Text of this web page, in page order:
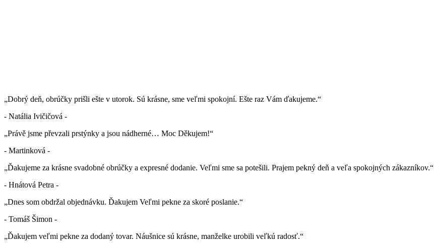
„Dobrý deň, obrúčky prišli ešte v utorok. Sú krásne, sme veľmi spokojní. Ešte raz Vám ďakujeme.“
- Natália Ivičičová -
„Právě jsme převzali prstýnky a jsou nádherné… Moc Děkujem!“
- Martinková -
„Ďakujeme za krásne svadobné obrúčky a expresné dodanie. Veľmi sme sa potešili. Prajem pekný deň a veľa spokojných zákazníkov.“
- Hnátová Petra -
„Dnes som obdržal objednávku. Ďakujem Veľmi pekne za skoré poslanie.“
- Tomáš Šimon -
„Ďakujem veľmi pekne za dodaný tovar. Náušnice sú krásne, manželke urobili veľkú radosť.“